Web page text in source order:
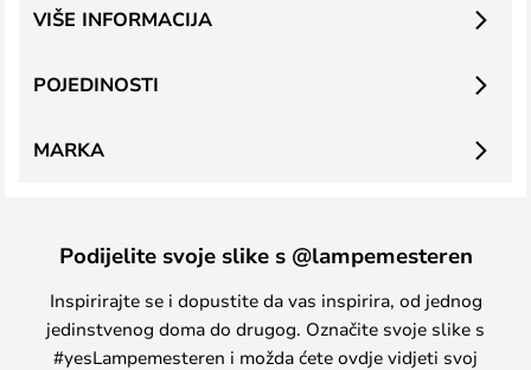
POJEDINOSTI
VIŠE INFORMACIJA
MARKA
Podijelite svoje slike s @lampemesteren
Inspirirajte se i dopustite da vas inspirira, od jednog
jedinstvenog doma do drugog. Označite svoje slike s
#yesLampemesteren i možda ćete ovdje vidjeti svoj